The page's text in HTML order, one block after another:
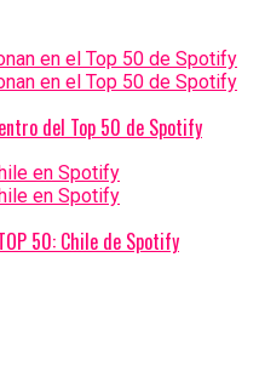
del Top 50 de Spotify
50: Chile de Spotify